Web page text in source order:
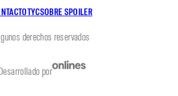
TYCSOBRE SPOILER
derechos reservados
por